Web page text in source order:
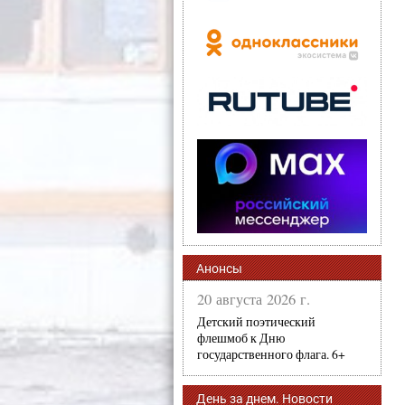
Анонсы
20 августа 2026 г.
Детский поэтический
флешмоб к Дню
государственного флага. 6+
День за днем. Новости